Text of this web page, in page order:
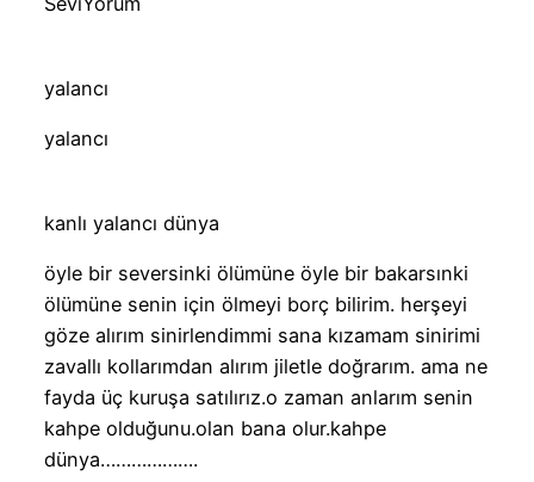
yalancı
yalancı
kanlı yalancı dünya
öyle bir seversinki ölümüne öyle bir bakarsınki
ölümüne senin için ölmeyi borç bilirim. herşeyi
göze alırım sinirlendimmi sana kızamam sinirimi
zavallı kollarımdan alırım jiletle doğrarım. ama ne
fayda üç kuruşa satılırız.o zaman anlarım senin
kahpe olduğunu.olan bana olur.kahpe
dünya……………….